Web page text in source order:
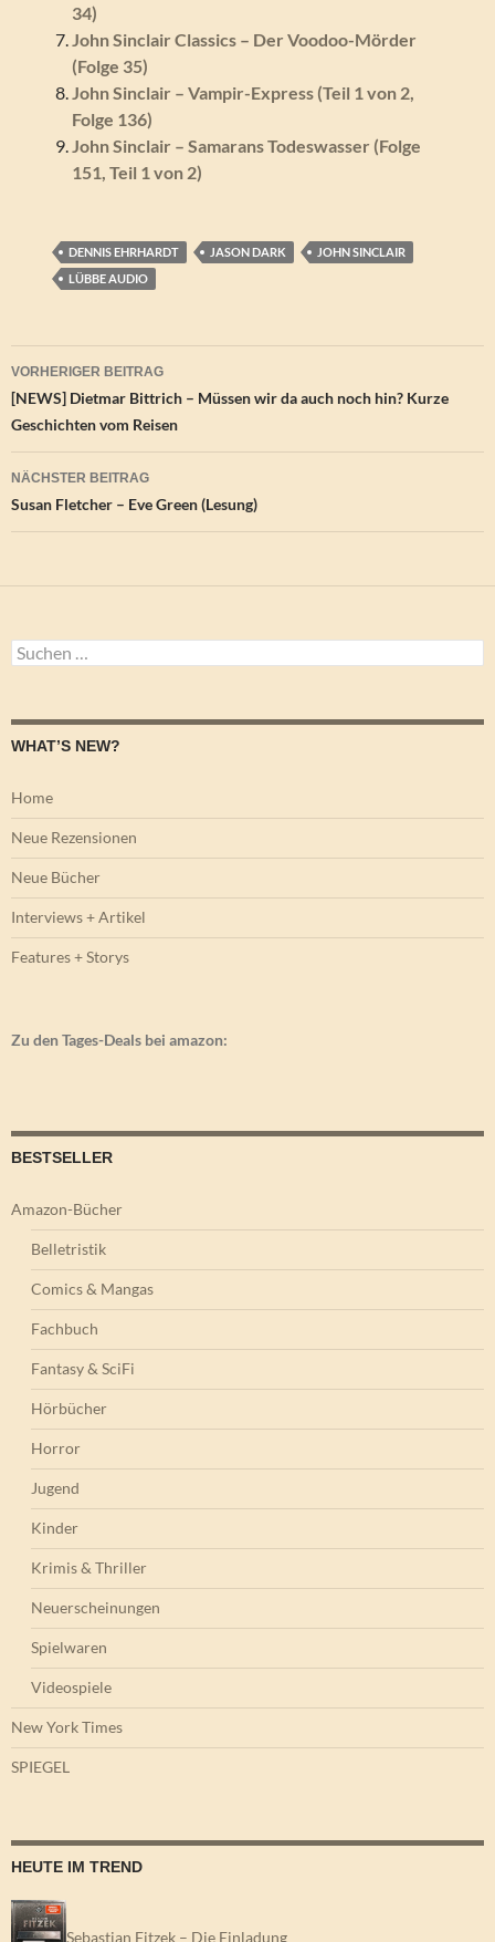
34)
John Sinclair Classics – Der Voodoo-Mörder
(Folge 35)
John Sinclair – Vampir-Express (Teil 1 von 2,
Folge 136)
John Sinclair – Samarans Todeswasser (Folge
151, Teil 1 von 2)
DENNIS EHRHARDT JASON DARK
JOHN SINCLAIR
LÜBBE AUDIO
Beitragsnavigation
VORHERIGER BEITRAG
[NEWS] Dietmar Bittrich – Müssen wir da auch noch hin? Kurze
Geschichten vom Reisen
NÄCHSTER BEITRAG
Susan Fletcher – Eve Green (Lesung)
Suchen
nach:
WHAT’S NEW?
Home
Neue Rezensionen
Neue Bücher
Interviews + Artikel
Features + Storys
Zu den Tages-Deals bei amazon:
BESTSELLER
Amazon-Bücher
Belletristik
Comics & Mangas
Fachbuch
Fantasy & SciFi
Hörbücher
Horror
Jugend
Kinder
Krimis & Thriller
Neuerscheinungen
Spielwaren
Videospiele
New York Times
SPIEGEL
HEUTE IM TREND
Sebastian Fitzek – Die Einladung